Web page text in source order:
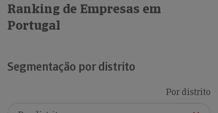
Ranking de Empresas em
Portugal
Segmentação por distrito
Por distrito